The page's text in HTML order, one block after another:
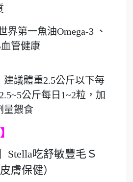
界第一魚油Omega-3 、
管健康
建議體重2.5公斤以下每
公斤每日1~2粒，加
量餵食